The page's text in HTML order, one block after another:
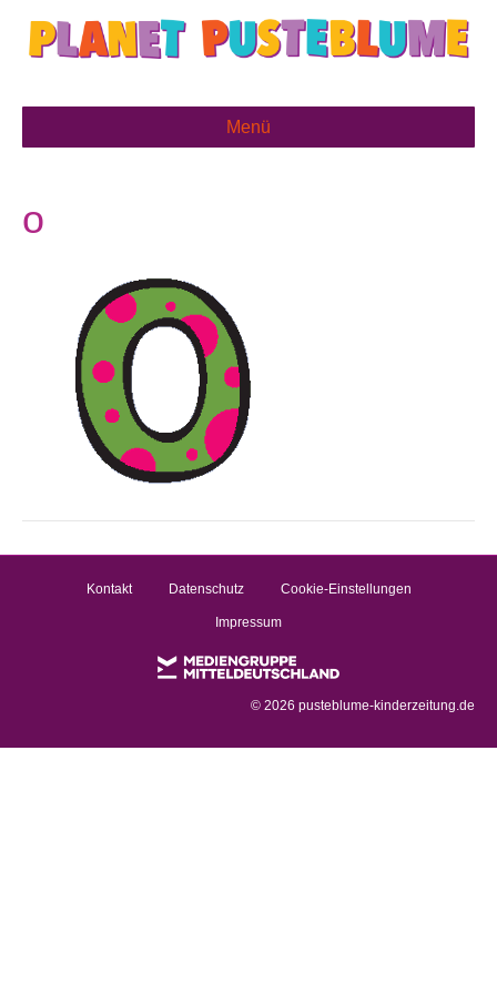
Menü
o
Kontakt Datenschutz Cookie-Einstellungen
Impressum
© 2026 pusteblume-kinderzeitung.de